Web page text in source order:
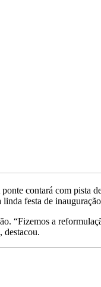
contará com pista
festa de
“Fizemos a
destacou.